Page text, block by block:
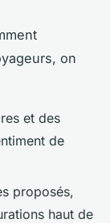
on
et des
de
proposés,
haut de